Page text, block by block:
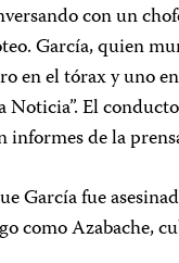
con un
García, quien
en el tórax y uno
Noticia”. El
informes de la
García fue
como Azabache,